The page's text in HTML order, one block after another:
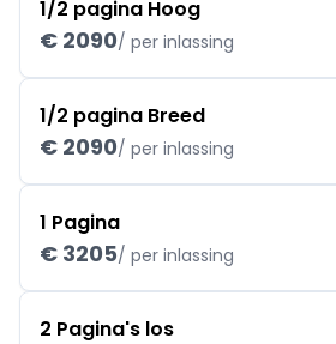
1/2 pagina Hoog
€ 2090/ per inlassing
1/2 pagina Breed
€ 2090/ per inlassing
1 Pagina
€ 3205/ per inlassing
2 Pagina's los